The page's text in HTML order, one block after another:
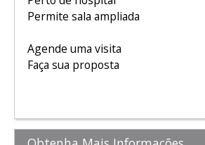
Permite sala ampliada
Agende uma visita
Faça sua proposta